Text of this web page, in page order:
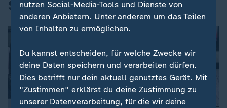
Sport
nutzen Social-Media-Tools und Dienste von
anderen Anbietern. Unter anderem um das Teilen
von Inhalten zu ermöglichen.
Du kannst entscheiden, für welche Zwecke wir
deine Daten speichern und verarbeiten dürfen.
Dies betrifft nur dein aktuell genutztes Gerät. Mit
"Zustimmen" erklärst du deine Zustimmung zu
unserer Datenverarbeitung, für die wir deine